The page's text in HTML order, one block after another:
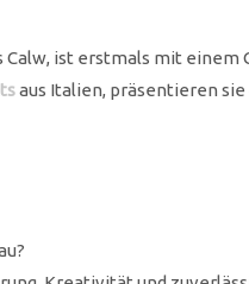
Calw, ist erstmals mit einem
aus Italien, präsentieren